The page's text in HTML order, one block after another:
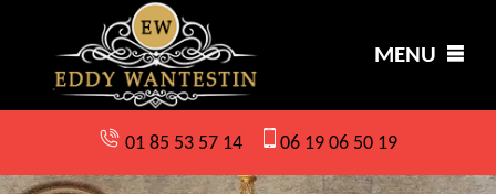
MENU
01 85 53 57 14 06 19 06 50 19